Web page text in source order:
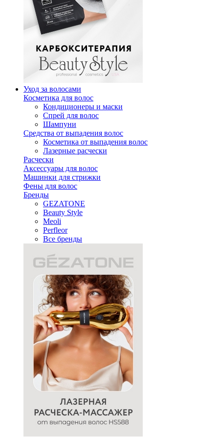
Уход за волосами
Косметика для волос
Кондиционеры и маски
Спрей для волос
Шампуни
Средства от выпадения волос
Косметика от выпадения волос
Лазерные расчески
Расчески
Аксессуары для волос
Машинки для стрижки
Фены для волос
Бренды
GEZATONE
Beauty Style
Meoli
Perfleor
Все бренды